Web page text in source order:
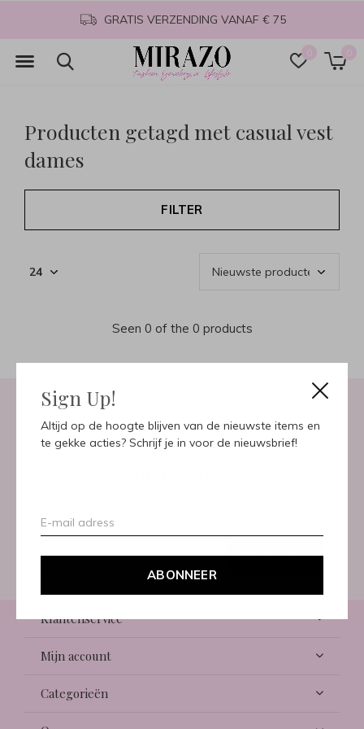
Sign Up!
Altijd op de hoogte blijven van de nieuwste items en
te gekke acties? Schrijf je in voor de nieuwsbrief!
ABONNEER
0 0
GRATIS VERZENDING VANAF € 75
Producten getagd met casual vest
dames
FILTER
Seen 0 of the 0 products
Meld je aan voor onze
ABONNEER
Klantenservice
Mijn account
Categorieën